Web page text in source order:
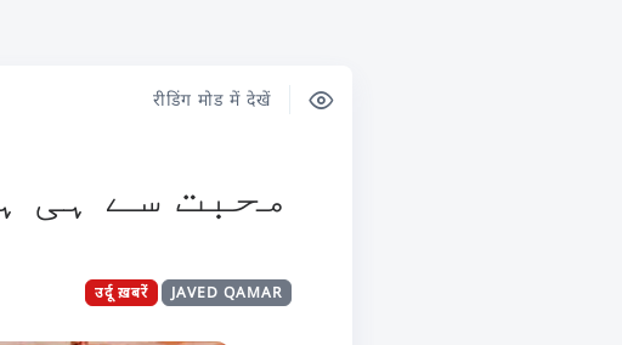
रीडिंग मोड में देखें
محبت سے ہی
JAVED QAMAR
उर्दू ख़बरें